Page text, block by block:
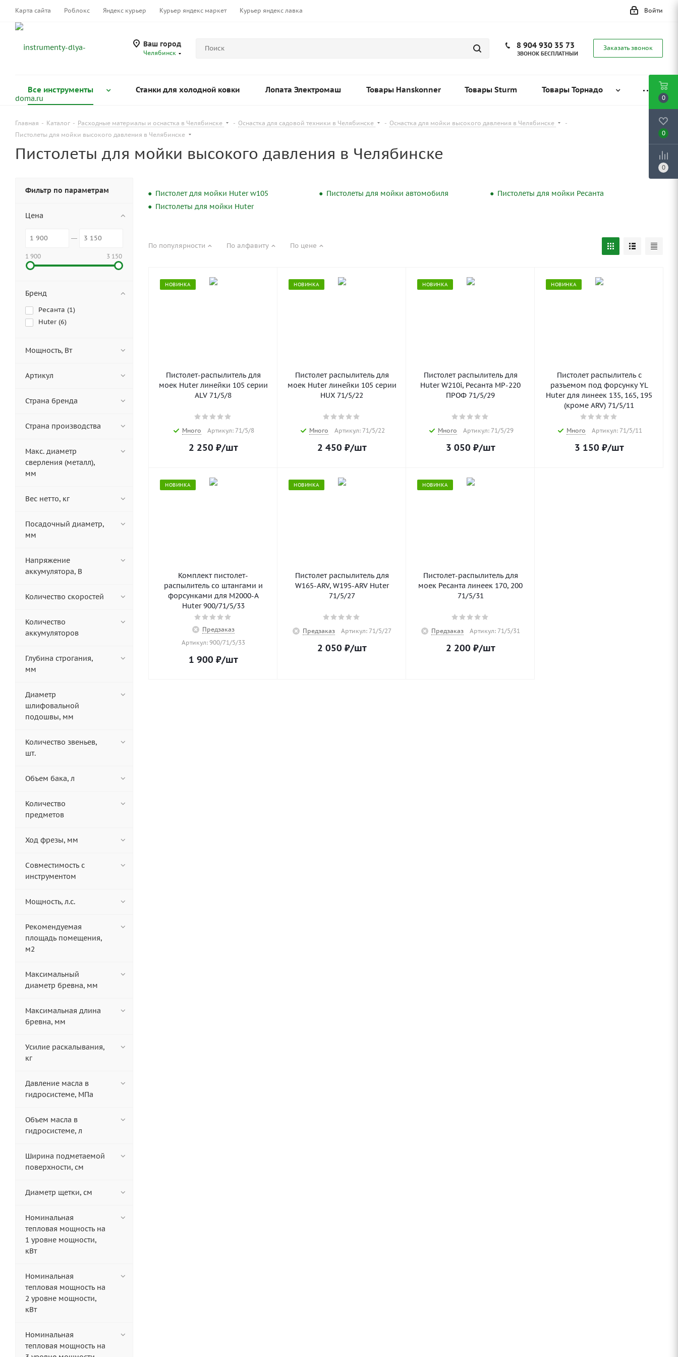
Карта сайта Роблокс Яндекс курьер Курьер яндекс маркет Курьер яндекс лавка Войти
Ваш город
Челябинск
8 904 930 35 73
ЗВОНОК БЕСПЛАТНЫЙ
Заказать звонок
Все инструменты Станки для холодной ковки Лопата Электромаш Товары Hanskonner Товары Sturm Товары Торнадо
Главная - Каталог - Расходные материалы и оснастка в Челябинске - Оснастка для садовой техники в Челябинске - Оснастка для мойки высокого давления в Челябинске
-
Пистолеты для мойки высокого давления в Челябинске
Пистолеты для мойки высокого давления в Челябинске
Пистолет для мойки Huter w105 Пистолеты для мойки автомобиля
Пистолеты для мойки Ресанта
Пистолеты для мойки Huter
По популярности По алфавиту По цене
НОВИНКА
Пистолет-распылитель для
моек Huter линейки 105 серии
ALV 71/5/8
Много Артикул: 71/5/8
2 250 ₽/шт
НОВИНКА
Пистолет распылитель для
моек Huter линейки 105 серии
HUX 71/5/22
Много Артикул: 71/5/22
2 450 ₽/шт
НОВИНКА
Пистолет распылитель для
Huter W210i, Ресанта МР-220
ПРОФ 71/5/29
Много Артикул: 71/5/29
3 050 ₽/шт
НОВИНКА
Пистолет распылитель с
разъемом под форсунку YL
Huter для линеек 135, 165, 195
(кроме ARV) 71/5/11
Много Артикул: 71/5/11
3 150 ₽/шт
НОВИНКА
Комплект пистолет-
распылитель со штангами и
форсунками для М2000-А
Huter 900/71/5/33
Предзаказ
Артикул: 900/71/5/33
1 900 ₽/шт
НОВИНКА
Пистолет распылитель для
W165-ARV, W195-ARV Huter
71/5/27
Предзаказ Артикул: 71/5/27
2 050 ₽/шт
НОВИНКА
Пистолет-распылитель для
моек Ресанта линеек 170, 200
71/5/31
Предзаказ Артикул: 71/5/31
2 200 ₽/шт
Фильтр по параметрам
Цена
1 900 3 150
Бренд
Ресанта (1)
Huter (6)
Мощность, Вт
Артикул
Страна бренда
Страна производства
Макс. диаметр
сверления (металл),
мм
Вес нетто, кг
Посадочный диаметр,
мм
Напряжение
аккумулятора, В
Количество скоростей
Количество
аккумуляторов
Глубина строгания,
мм
Диаметр
шлифовальной
подошвы, мм
Количество звеньев,
шт.
Объем бака, л
Количество
предметов
Ход фрезы, мм
Совместимость с
инструментом
Мощность, л.с.
Рекомендуемая
площадь помещения,
м2
Максимальный
диаметр бревна, мм
Максимальная длина
бревна, мм
Усилие раскалывания,
кг
Давление масла в
гидросистеме, МПа
Объем масла в
гидросистеме, л
Ширина подметаемой
поверхности, см
Диаметр щетки, см
Номинальная
тепловая мощность на
1 уровне мощности,
кВт
Номинальная
тепловая мощность на
2 уровне мощности,
кВт
Номинальная
тепловая мощность на
0
0
0